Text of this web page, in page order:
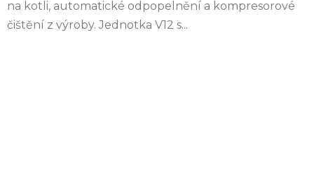
na kotli, automatické odpopelnění a kompresorové
čištění z výroby. Jednotka V12 s...